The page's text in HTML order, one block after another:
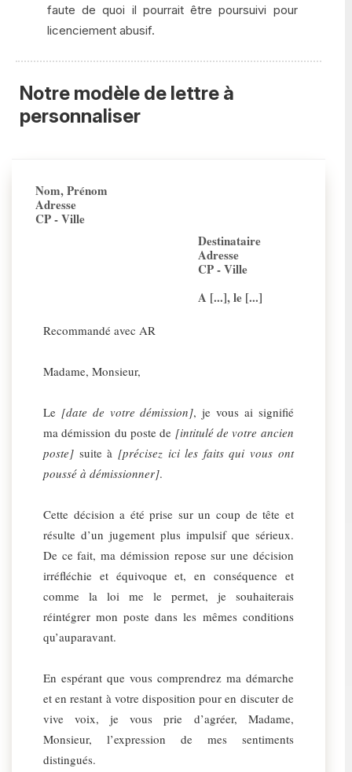
faute de quoi il pourrait être poursuivi pour
licenciement abusif.
Notre modèle de lettre à
personnaliser
Nom, Prénom
Adresse
CP - Ville
Destinataire
Adresse
CP - Ville
A [...], le [...]
Recommandé avec AR
Madame, Monsieur,
Le [date de votre démission], je vous ai signifié
ma démission du poste de [intitulé de votre ancien
poste] suite à [précisez ici les faits qui vous ont
poussé à démissionner].
Cette décision a été prise sur un coup de tête et
résulte d’un jugement plus impulsif que sérieux.
De ce fait, ma démission repose sur une décision
irréfléchie et équivoque et, en conséquence et
comme la loi me le permet, je souhaiterais
réintégrer mon poste dans les mêmes conditions
qu’auparavant.
En espérant que vous comprendrez ma démarche
et en restant à votre disposition pour en discuter de
vive voix, je vous prie d’agréer, Madame,
Monsieur, l’expression de mes sentiments
distingués.